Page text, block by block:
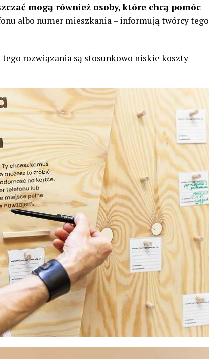
mogą również osoby, które chcą pomóc
albo numer mieszkania – informują twórcy tego
rozwiązania są stosunkowo niskie koszty